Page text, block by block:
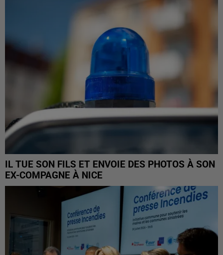
IL TUE SON FILS ET ENVOIE DES PHOTOS À SON
EX-COMPAGNE À NICE